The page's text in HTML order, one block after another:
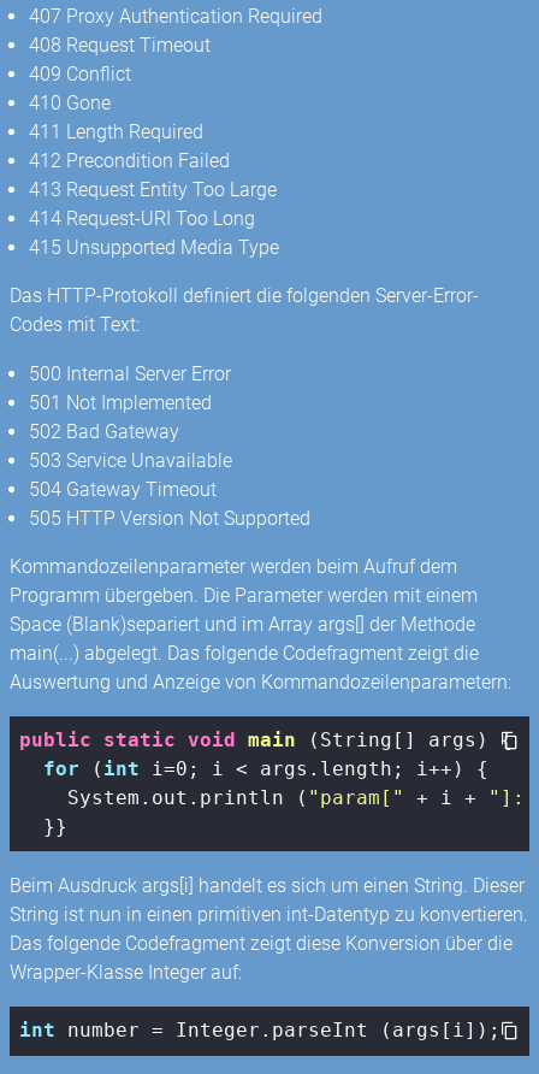
407 Proxy Authentication Required
408 Request Timeout
409 Conflict
410 Gone
411 Length Required
412 Precondition Failed
413 Request Entity Too Large
414 Request-URI Too Long
415 Unsupported Media Type
Das HTTP-Protokoll definiert die folgenden Server-Error-
Codes mit Text:
500 Internal Server Error
501 Not Implemented
502 Bad Gateway
503 Service Unavailable
504 Gateway Timeout
505 HTTP Version Not Supported
Kommandozeilenparameter werden beim Aufruf dem
Programm übergeben. Die Parameter werden mit einem
Space (Blank)separiert und im Array args[] der Methode
main(...) abgelegt. Das folgende Codefragment zeigt die
Auswertung und Anzeige von Kommandozeilenparametern:
public static void main (String[] args)
{
for ( int i=0 ; i < args.length; i++) {
    System.out.println (
"param[" + i + "]:
  }}
Beim Ausdruck args[i] handelt es sich um einen String. Dieser
String ist nun in einen primitiven int-Datentyp zu konvertieren.
Das folgende Codefragment zeigt diese Konversion über die
Wrapper-Klasse Integer auf:
int number = Integer.parseInt (args[i]);